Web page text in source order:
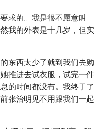
求的。我是很不愿意叫
我的外表是十几岁，但实
东西太少了就到我们去购
推进去试衣服，试完一件
的时间都没有。我终于了
张治明见不用跟我们一起